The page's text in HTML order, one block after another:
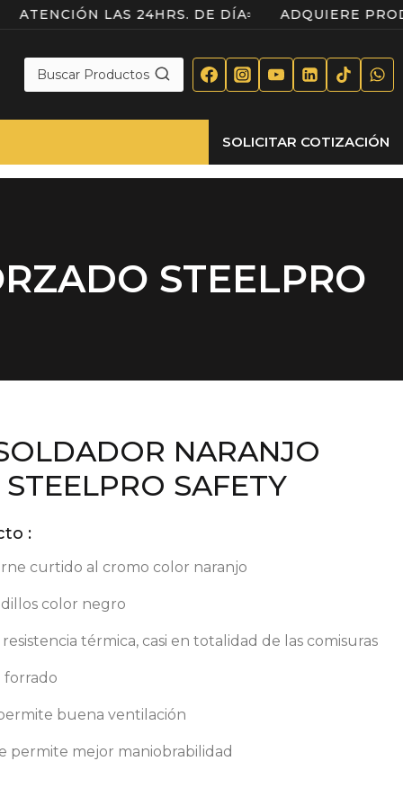
ATENCIÓN LAS 24HRS. DE DÍA ADQUIERE
Buscar Productos
SOLICITAR COTIZACIÓN
STEELPRO
NARANJO
SAFETY
:
curtido al cromo color naranjo
color negro
térmica, casi en totalidad de las comisuras
forrado
buena ventilación
permite mejor maniobrabilidad